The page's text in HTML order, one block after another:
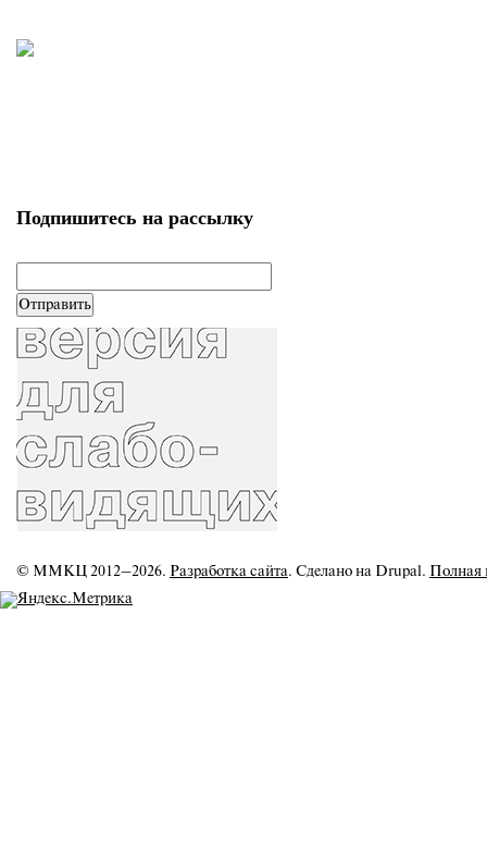
Подпишитесь на рассылку
© ММКЦ 2012–2026. Разработка сайта. Сделано на Drupal. Полная